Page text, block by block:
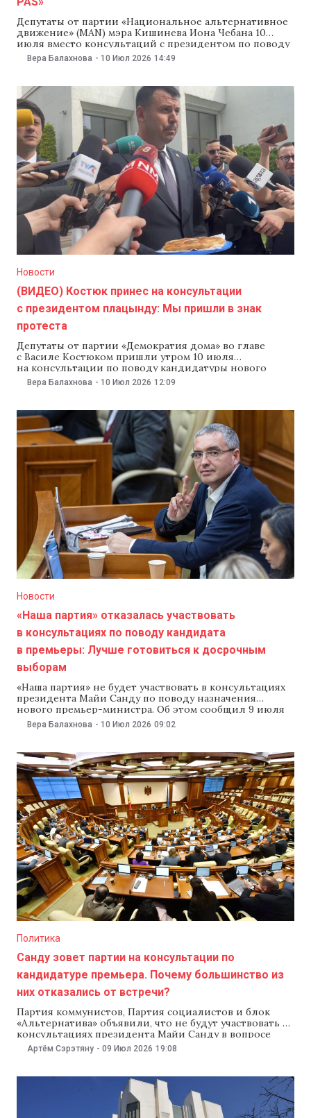
Депутаты от партии «Национальное альтернативное
движение» (MAN) мэра Кишинева Иона Чебана 10
июля вместо консультаций с президентом по поводу
кандидатуры нового премьер-министра, вывесили на
здании парламента плакат с надписью «Долой PAS».
однопартийцы так протестуют «против террора PAS».
Newsmaker обратился за комментарием
Вера Балахнова - 10 Июл 2026 14:49
Новости
(ВИДЕО) Костюк принес на консультации
с президентом плацынду: Мы пришли в знак
протеста
Депутаты от партии «Демократия дома» во главе
с Василе Костюком пришли утром 10 июля
на консультации по поводу кандидатуры нового
премьер-министра. Возле здания администрации
президента Костюк с коллегами пообщались
переговоры бесполезными и пришли только чтобы
выразить протест. Костюк напомнил, что недавно
президент Майя Санду сравнила бюджет Молдовы
с плацындой, поэтому сегодня он пришел
Вера Балахнова - 10 Июл 2026 12:09
Новости
«Наша партия» отказалась участвовать
в консультациях по поводу кандидата
в премьеры: Лучше готовиться к досрочным
выборам
«Наша партия» не будет участвовать в консультациях
президента Майи Санду по поводу назначения
нового премьер-министра. Об этом сообщил 9 июля
лидер формирования Ренато Усатый. Политик
заявил, что Молдове не нужно новое правительство,
«Стране необходимо либо правительство
профессионалов, сформированное с участием
нескольких парламентских и внепарламентских
партий,
Вера Балахнова - 10 Июл 2026 09:02
Политика
Санду зовет партии на консультации по
кандидатуре премьера. Почему большинство из
них отказались от встречи?
Партия коммунистов, Партия социалистов и блок
«Альтернатива» объявили, что не будут участвовать в
консультациях президента Майи Санду в вопросе
назначения нового премьер-министра. Партия
«Демократия дома» намерена прийти к зданию
консультациях не будет. «Наша партия» пока не
сообщила, примет ли участие в консультациях.
Оппозиция назвала это
Артём Сэрэтяну - 09 Июл 2026 19:08